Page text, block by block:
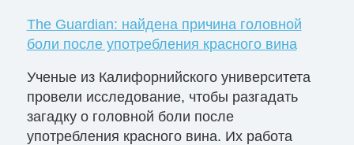
The Guardian: найдена причина головной
боли после употребления красного вина
Ученые из Калифорнийского университета
провели исследование, чтобы разгадать
загадку о головной боли после
употребления красного вина. Их работа